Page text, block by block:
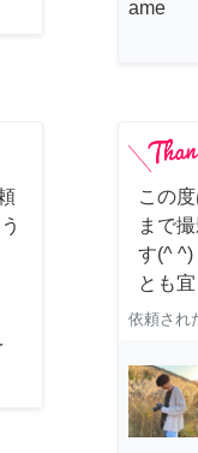
この
まで
す(^ ^)
とも
依頼され